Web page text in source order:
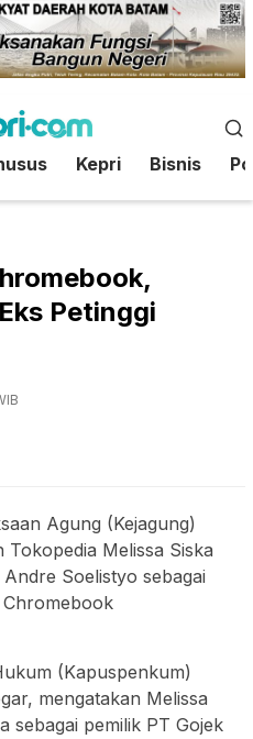
Kepri Bisnis
Petinggi
Agung (Kejagung)
Tokopedia Melissa Siska
Soelistyo sebagai
(Kapuspenkum)
mengatakan Melissa
sebagai pemilik PT Gojek